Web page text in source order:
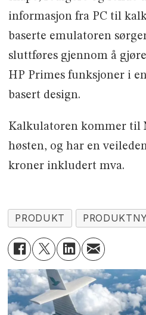
informasjon fra PC til
baserte emulatoren
sluttføres gjennom å
HP Primes funksjoner i
basert design.
Kalkulatoren kommer til
høsten, og har en
kroner inkludert mva.
PRODUKT